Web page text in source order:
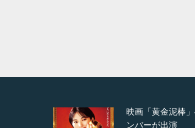
映画「メカバー
ルプラスメンバ